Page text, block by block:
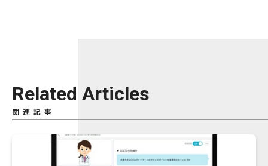
Related Articles
関連記事